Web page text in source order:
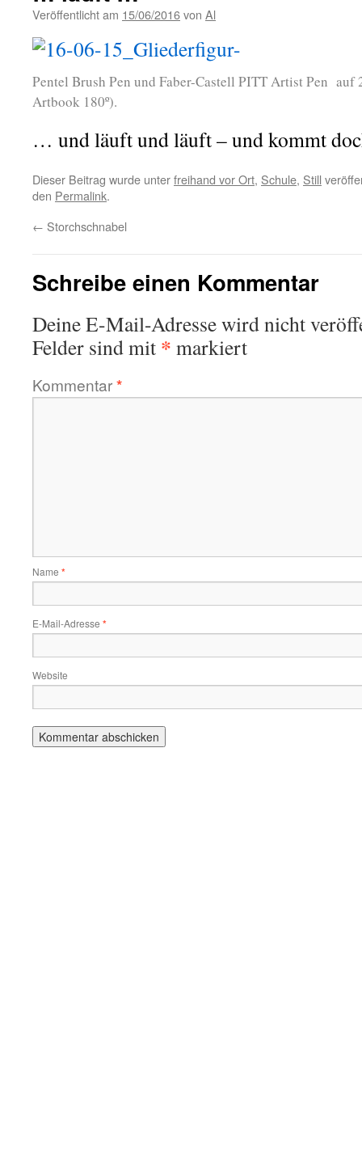
Veröffentlicht am 15/06/2016von Al
Pentel Brush Pen und Faber-Castell PITT Artist Pen auf
Artbook 180º).
… und läuft und läuft – und kommt
Dieser Beitrag wurde unterfreihand vor Ort, Schule, Still
den Permalink.
← Storchschnabel
Schreibe einen Kommentar
Deine E-Mail-Adresse wird nicht
Felder sind mit * markiert
Kommentar*
Name *
E-Mail-Adresse *
Website